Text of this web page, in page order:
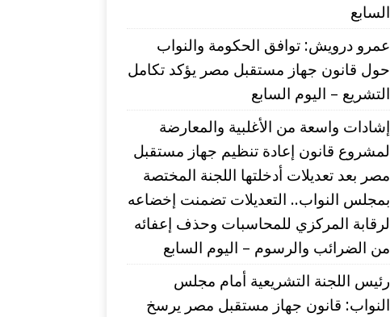
السابع
عمرو درويش: توافق الحكومة والنواب
حول قانون جهاز مستقبل مصر يؤكد تكامل
التشريع – اليوم السابع
إشادات واسعة من الأغلبية والمعارضة
لمشروع قانون إعادة تنظيم جهاز مستقبل
مصر بعد تعديلات أدخلتها اللجنة المختصة
بمجلس النواب.. التعديلات تضمنت إخضاعه
لرقابة المركزي للمحاسبات وحذف إعفائه
من الضرائب والرسوم – اليوم السابع
رئيس اللجنة التشريعية أمام مجلس
النواب: قانون جهاز مستقبل مصر يرسخ